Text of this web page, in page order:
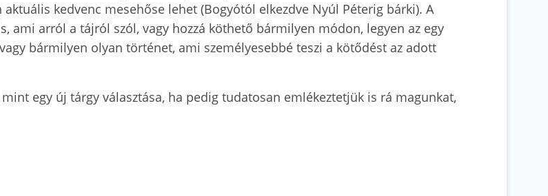
kedvenc mesehőse lehet (Bogyótól elkezdve Nyúl Péterig bárki). A
ami arról a tájról szól, vagy hozzá köthető bármilyen módon, legyen az egy
bármilyen olyan történet, ami személyesebbé teszi a kötődést az adott
egy új tárgy választása, ha pedig tudatosan emlékeztetjük is rá magunkat,